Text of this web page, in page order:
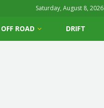
Saturday, August 8, 2026
OFF ROAD DRIFT